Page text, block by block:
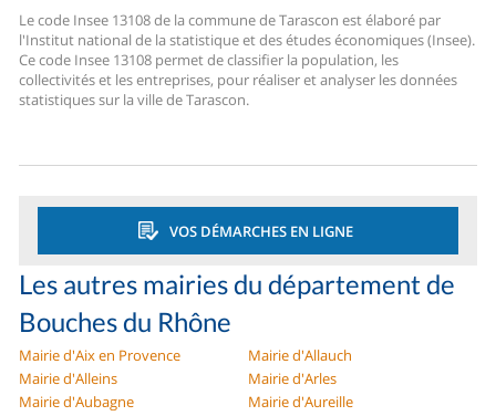
Le code Insee 13108 de la commune de Tarascon est élaboré par
l'Institut national de la statistique et des études économiques (Insee).
Ce code Insee 13108 permet de classifier la population, les
collectivités et les entreprises, pour réaliser et analyser les données
statistiques sur la ville de Tarascon.
VOS DÉMARCHES EN LIGNE
Les autres mairies du département de
Bouches du Rhône
Mairie d'Aix en Provence
Mairie d'Allauch
Mairie d'Alleins
Mairie d'Arles
Mairie d'Aubagne
Mairie d'Aureille